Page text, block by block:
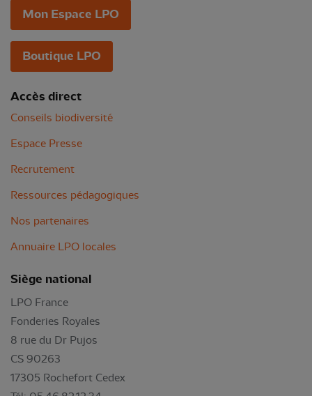
Mon Espace LPO
Boutique LPO
Accès direct
Conseils biodiversité
Espace Presse
Recrutement
Ressources pédagogiques
Nos partenaires
Annuaire LPO locales
Siège national
LPO France
Fonderies Royales
8 rue du Dr Pujos
CS 90263
17305 Rochefort Cedex